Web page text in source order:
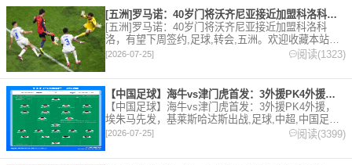
[五洲]罗马诺：40岁门将沃齐尼亚接近加盟科洛科洛，有望下周
[五洲]罗马诺：40岁门将沃齐尼亚接近加盟科洛科
洛，有望下周签约,足球,转会,五洲。欢迎收藏本站，
24小时为你更新最新的足球，篮球体育资讯。
[2026-07-25] 阅读(1323)
【中国足球】海牛vs津门虎首发：3外援PK4外援，埃朱马先发
【中国足球】海牛vs津门虎首发：3外援PK4外援，
埃朱马先发，基莱斯哈达斯出战,足球,中超,中国足球,
天津津门虎,青岛海牛。欢迎收藏本站，24小时为你更
[2026-07-25] 阅读(3399)